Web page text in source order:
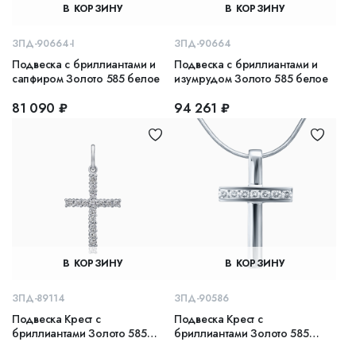
В КОРЗИНУ
ЗПД-90664-I
Подвеска с бриллиантами и
сапфиром Золото 585 белое
81 090 ₽
В КОРЗИНУ
ЗПД-90664
Подвеска с бриллиантами и
изумрудом Золото 585 белое
94 261 ₽
В КОРЗИНУ
ЗПД-89114
Подвеска Крест с
бриллиантами Золото 585
В КОРЗИНУ
ЗПД-90586
Подвеска Крест с
бриллиантами Золото 585